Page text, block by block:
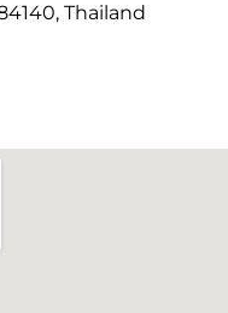
Thailand